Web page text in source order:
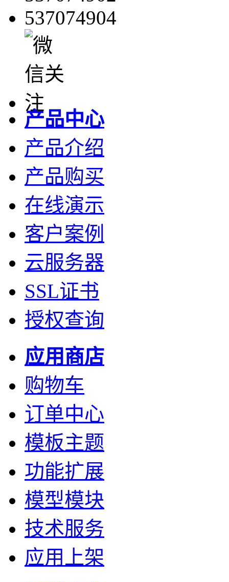
537074904
产品中心
产品介绍
产品购买
在线演示
客户案例
云服务器
SSL证书
授权查询
应用商店
购物车
订单中心
模板主题
功能扩展
模型模块
技术服务
应用上架